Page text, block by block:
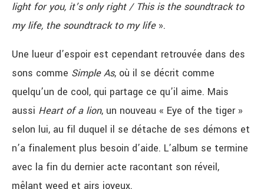
light for you, it’s only right / This is the soundtrack to
my life, the soundtrack to my life ».
Une lueur d’espoir est cependant retrouvée dans des
sons comme Simple As, où il se décrit comme
quelqu’un de cool, qui partage ce qu’il aime. Mais
aussi Heart of a lion, un nouveau « Eye of the tiger »
selon lui, au fil duquel il se détache de ses démons et
n’a finalement plus besoin d’aide. L’album se termine
avec la fin du dernier acte racontant son réveil,
mêlant weed et airs joyeux.